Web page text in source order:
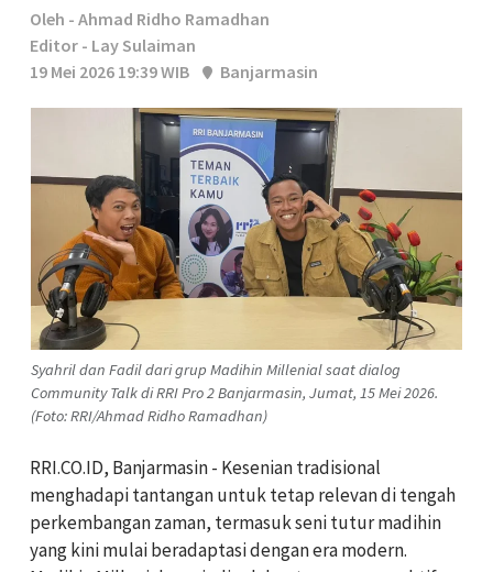
Oleh - Ahmad Ridho Ramadhan
Editor - Lay Sulaiman
19 Mei 2026 19:39 WIB
Banjarmasin
Syahril dan Fadil dari grup Madihin Millenial saat dialog
Community Talk di RRI Pro 2 Banjarmasin, Jumat, 15 Mei 2026.
(Foto: RRI/Ahmad Ridho Ramadhan)
RRI.CO.ID, Banjarmasin - Kesenian tradisional
menghadapi tantangan untuk tetap relevan di tengah
perkembangan zaman, termasuk seni tutur madihin
yang kini mulai beradaptasi dengan era modern.